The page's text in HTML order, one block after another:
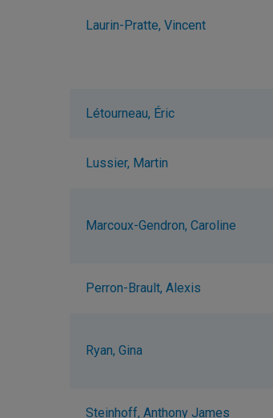
Laurin-Pratte, Vincent
Létourneau, Éric
Lussier, Martin
Marcoux-Gendron, Caroline
Perron-Brault, Alexis
Ryan, Gina
Steinhoff, Anthony James